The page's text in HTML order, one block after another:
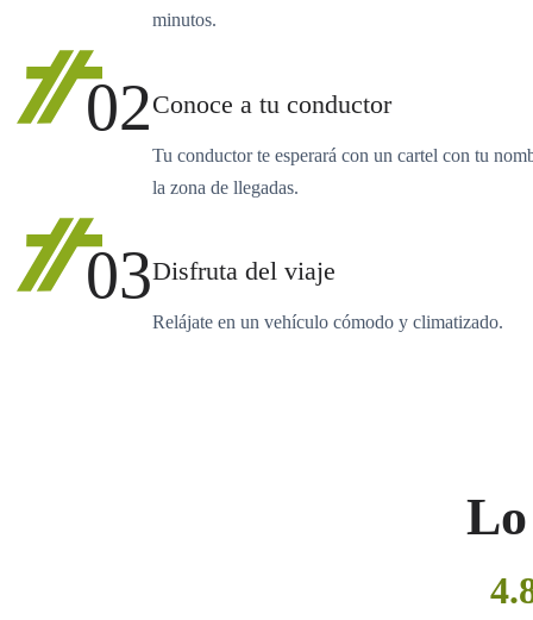
minutos.
02Conoce a tu conductor
Tu conductor te esperará con un cartel con tu
la zona de llegadas.
03Disfruta del viaje
Relájate en un vehículo cómodo y climatizado.